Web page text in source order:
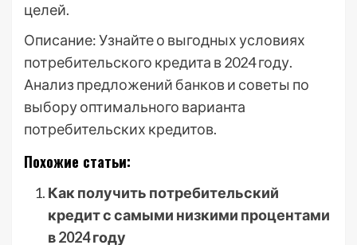
целей.
Описание: Узнайте о выгодных условиях
потребительского кредита в 2024 году.
Анализ предложений банков и советы по
выбору оптимального варианта
потребительских кредитов.
Похожие статьи:
Как получить потребительский
кредит с самыми низкими процентами
в 2024 году